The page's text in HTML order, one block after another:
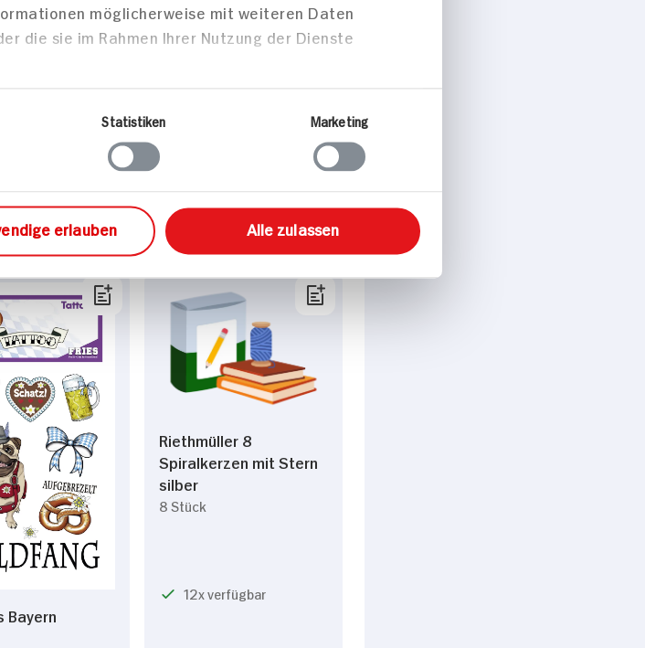
möglicherweise mit weiteren Daten
die sie im Rahmen Ihrer Nutzung der Dienste
Statistiken Marketing
erlauben Alle zulassen
Kuchenkerze
2.99 4.99
Bayern
Riethmüller 8
Spiralkerzen mit Stern
silber
8 Stück
12x verfügbar